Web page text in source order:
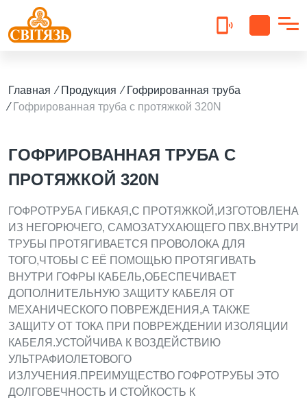
Прайс кабель 2025
Прайс гермет.бокси 2023
Прайс подовжувачі 2025
Главная ⁄ Продукция ⁄ Гофрированная труба
⁄ Гофрированная труба с протяжкой 320N
ГОФРИРОВАННАЯ ТРУБА С
ПРОТЯЖКОЙ 320N
ГОФРОТРУБА ГИБКАЯ,С ПРОТЯЖКОЙ,ИЗГОТОВЛЕНА
ИЗ НЕГОРЮЧЕГО, САМОЗАТУХАЮЩЕГО ПВХ.ВНУТРИ
ТРУБЫ ПРОТЯГИВАЕТСЯ ПРОВОЛОКА ДЛЯ
ТОГО,ЧТОБЫ С ЕЁ ПОМОЩЬЮ ПРОТЯГИВАТЬ
ВНУТРИ ГОФРЫ КАБЕЛЬ,ОБЕСПЕЧИВАЕТ
ДОПОЛНИТЕЛЬНУЮ ЗАЩИТУ КАБЕЛЯ ОТ
МЕХАНИЧЕСКОГО ПОВРЕЖДЕНИЯ,А ТАКЖЕ
ЗАЩИТУ ОТ ТОКА ПРИ ПОВРЕЖДЕНИИ ИЗОЛЯЦИИ
КАБЕЛЯ.УСТОЙЧИВА К ВОЗДЕЙСТВИЮ
УЛЬТРАФИОЛЕТОВОГО
ИЗЛУЧЕНИЯ.ПРЕИМУЩЕСТВО ГОФРОТРУБЫ ЭТО
ДОЛГОВЕЧНОСТЬ И СТОЙКОСТЬ К